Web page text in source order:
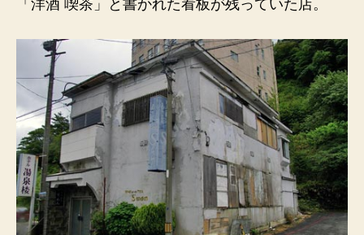
「洋酒 喫茶」と書かれた看板が残っていた店。